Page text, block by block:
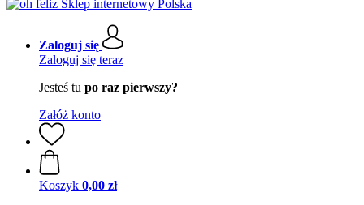
Zaloguj się
Zaloguj się teraz
Jesteś tu po raz pierwszy?
Załóż konto
Koszyk 0,00 zł